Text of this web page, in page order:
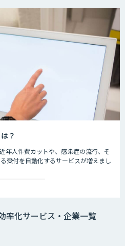
？
年人件費カットや、感染症の流行、そ
受付を自動化するサービスが増えまし
改善します。
率化サービス・企業一覧